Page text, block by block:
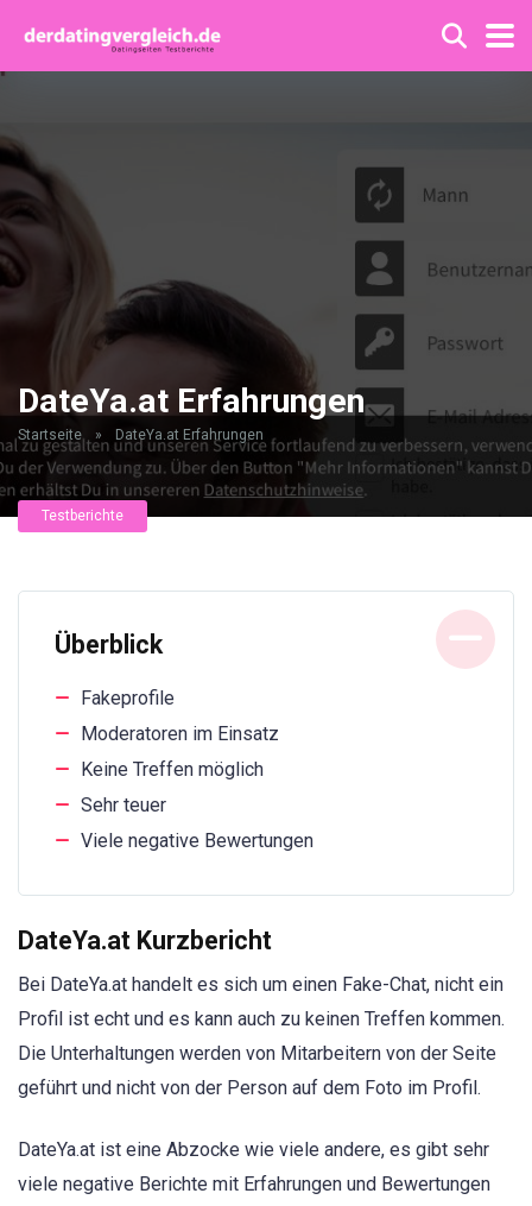
DateYa.at Erfahrungen
Startseite » DateYa.at Erfahrungen
Testberichte
Überblick
Fakeprofile
Moderatoren im Einsatz
Keine Treffen möglich
Sehr teuer
Viele negative Bewertungen
DateYa.at Kurzbericht
Bei DateYa.at handelt es sich um einen Fake-Chat, nicht ein
Profil ist echt und es kann auch zu keinen Treffen kommen.
Die Unterhaltungen werden von Mitarbeitern von der Seite
geführt und nicht von der Person auf dem Foto im Profil.
DateYa.at ist eine Abzocke wie viele andere, es gibt sehr
viele negative Berichte mit Erfahrungen und Bewertungen